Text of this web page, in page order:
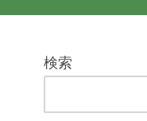
検索